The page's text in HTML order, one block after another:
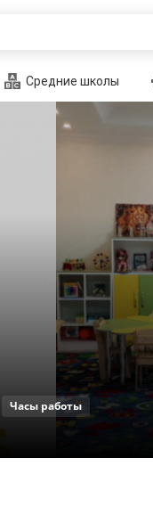
Средние школы
Часы работы